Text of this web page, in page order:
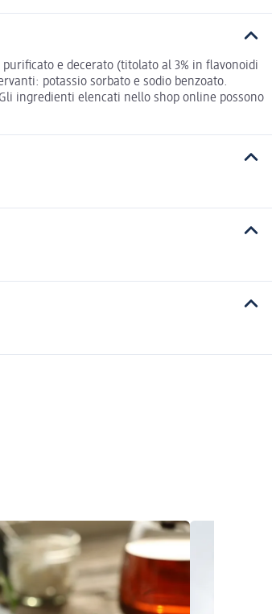
e decerato (titolato al 3% in flavonoidi
potassio sorbato e sodio benzoato.
ingredienti elencati nello shop online possono